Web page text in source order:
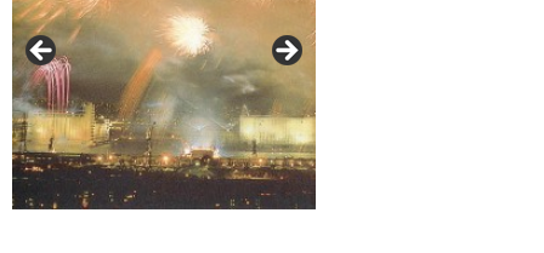
Amazônia (2021)
Oxymore (2022)
Versailles 400 (2024)
Live in Bratislava (2025)